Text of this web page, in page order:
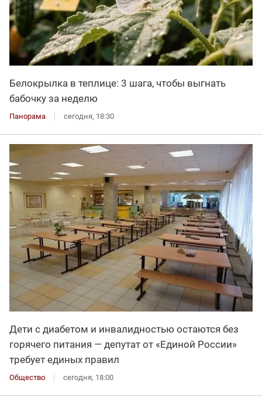
Белокрылка в теплице: 3 шага, чтобы выгнать
бабочку за неделю
Панорама сегодня, 18:30
Дети с диабетом и инвалидностью остаются без
горячего питания — депутат от «Единой России»
требует единых правил
Общество сегодня, 18:00